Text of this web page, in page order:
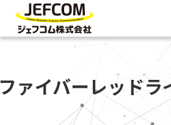
ァイバーレッドラ